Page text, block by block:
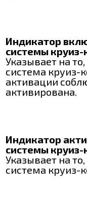
Индикатор
системы круиз-
Указывает на
система круиз-
активации
активирована.
Индикатор
системы круиз-
Указывает на
система круиз-